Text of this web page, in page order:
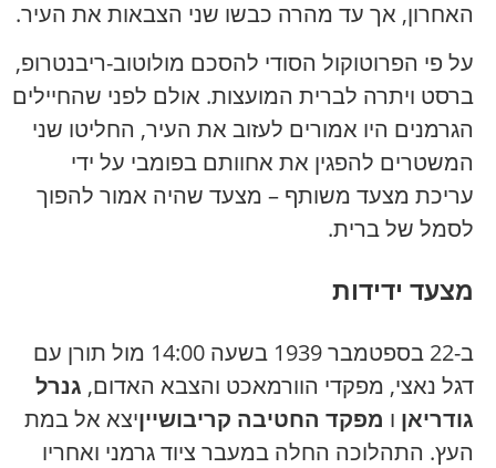
האחרון, אך עד מהרה כבשו שני הצבאות את העיר.
על פי הפרוטוקול הסודי להסכם מולוטוב-ריבנטרופ,
ברסט ויתרה לברית המועצות. אולם לפני שהחיילים
הגרמנים היו אמורים לעזוב את העיר, החליטו שני
המשטרים להפגין את אחוותם בפומבי על ידי
עריכת מצעד משותף – מצעד שהיה אמור להפוך
לסמל של ברית.
מצעד ידידות
ב-22 בספטמבר 1939 בשעה 14:00 מול תורן עם
דגל נאצי, מפקדי הוורמאכט והצבא האדום, גנרל
גודריאן ו מפקד החטיבה קריבושייןיצא אל במת
העץ. התהלוכה החלה במעבר ציוד גרמני ואחריו